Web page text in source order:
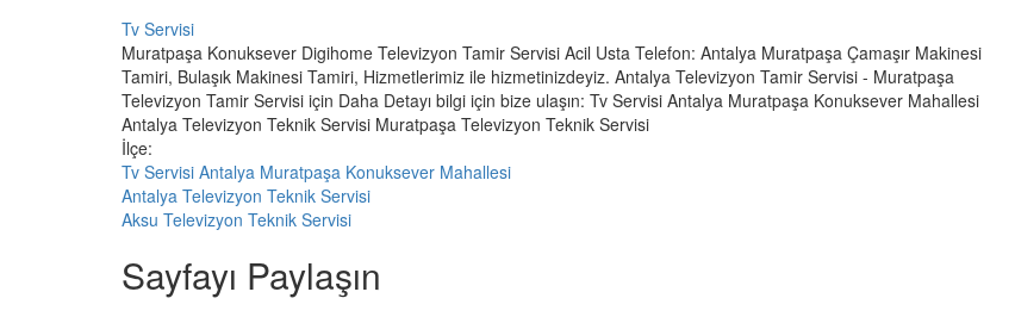
Tv Servisi
Muratpaşa Konuksever Digihome Televizyon Tamir Servisi Acil Usta Telefon: Antalya Muratpaşa Çamaşır Makinesi
Tamiri, Bulaşık Makinesi Tamiri, Hizmetlerimiz ile hizmetinizdeyiz. Antalya Televizyon Tamir Servisi - Muratpaşa
Televizyon Tamir Servisi için Daha Detayı bilgi için bize ulaşın: Tv Servisi Antalya Muratpaşa Konuksever Mahallesi
Antalya Televizyon Teknik Servisi Muratpaşa Televizyon Teknik Servisi
İlçe:
Tv Servisi Antalya Muratpaşa Konuksever Mahallesi
Antalya Televizyon Teknik Servisi
Aksu Televizyon Teknik Servisi
Sayfayı Paylaşın